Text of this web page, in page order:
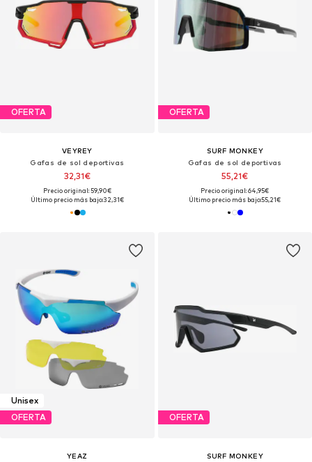
OFERTA
VEYREY
Gafas de sol deportivas
32,31€
Precio original: 59,90€
Último precio más bajo:32,31€
OFERTA
SURF MONKEY
Gafas de sol deportivas
55,21€
Precio original: 64,95€
Último precio más bajo:55,21€
Unisex
OFERTA
YEAZ
OFERTA
SURF MONKEY